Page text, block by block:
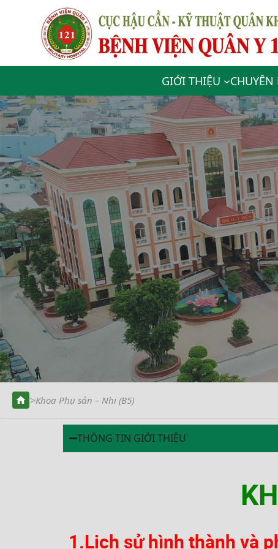
GIỚI THIỆU CHUYÊN
>Khoa Phụ sản – Nhi (B5)
THÔNG TIN GIỚI THIỆU
1.Lịch sử hình thành và